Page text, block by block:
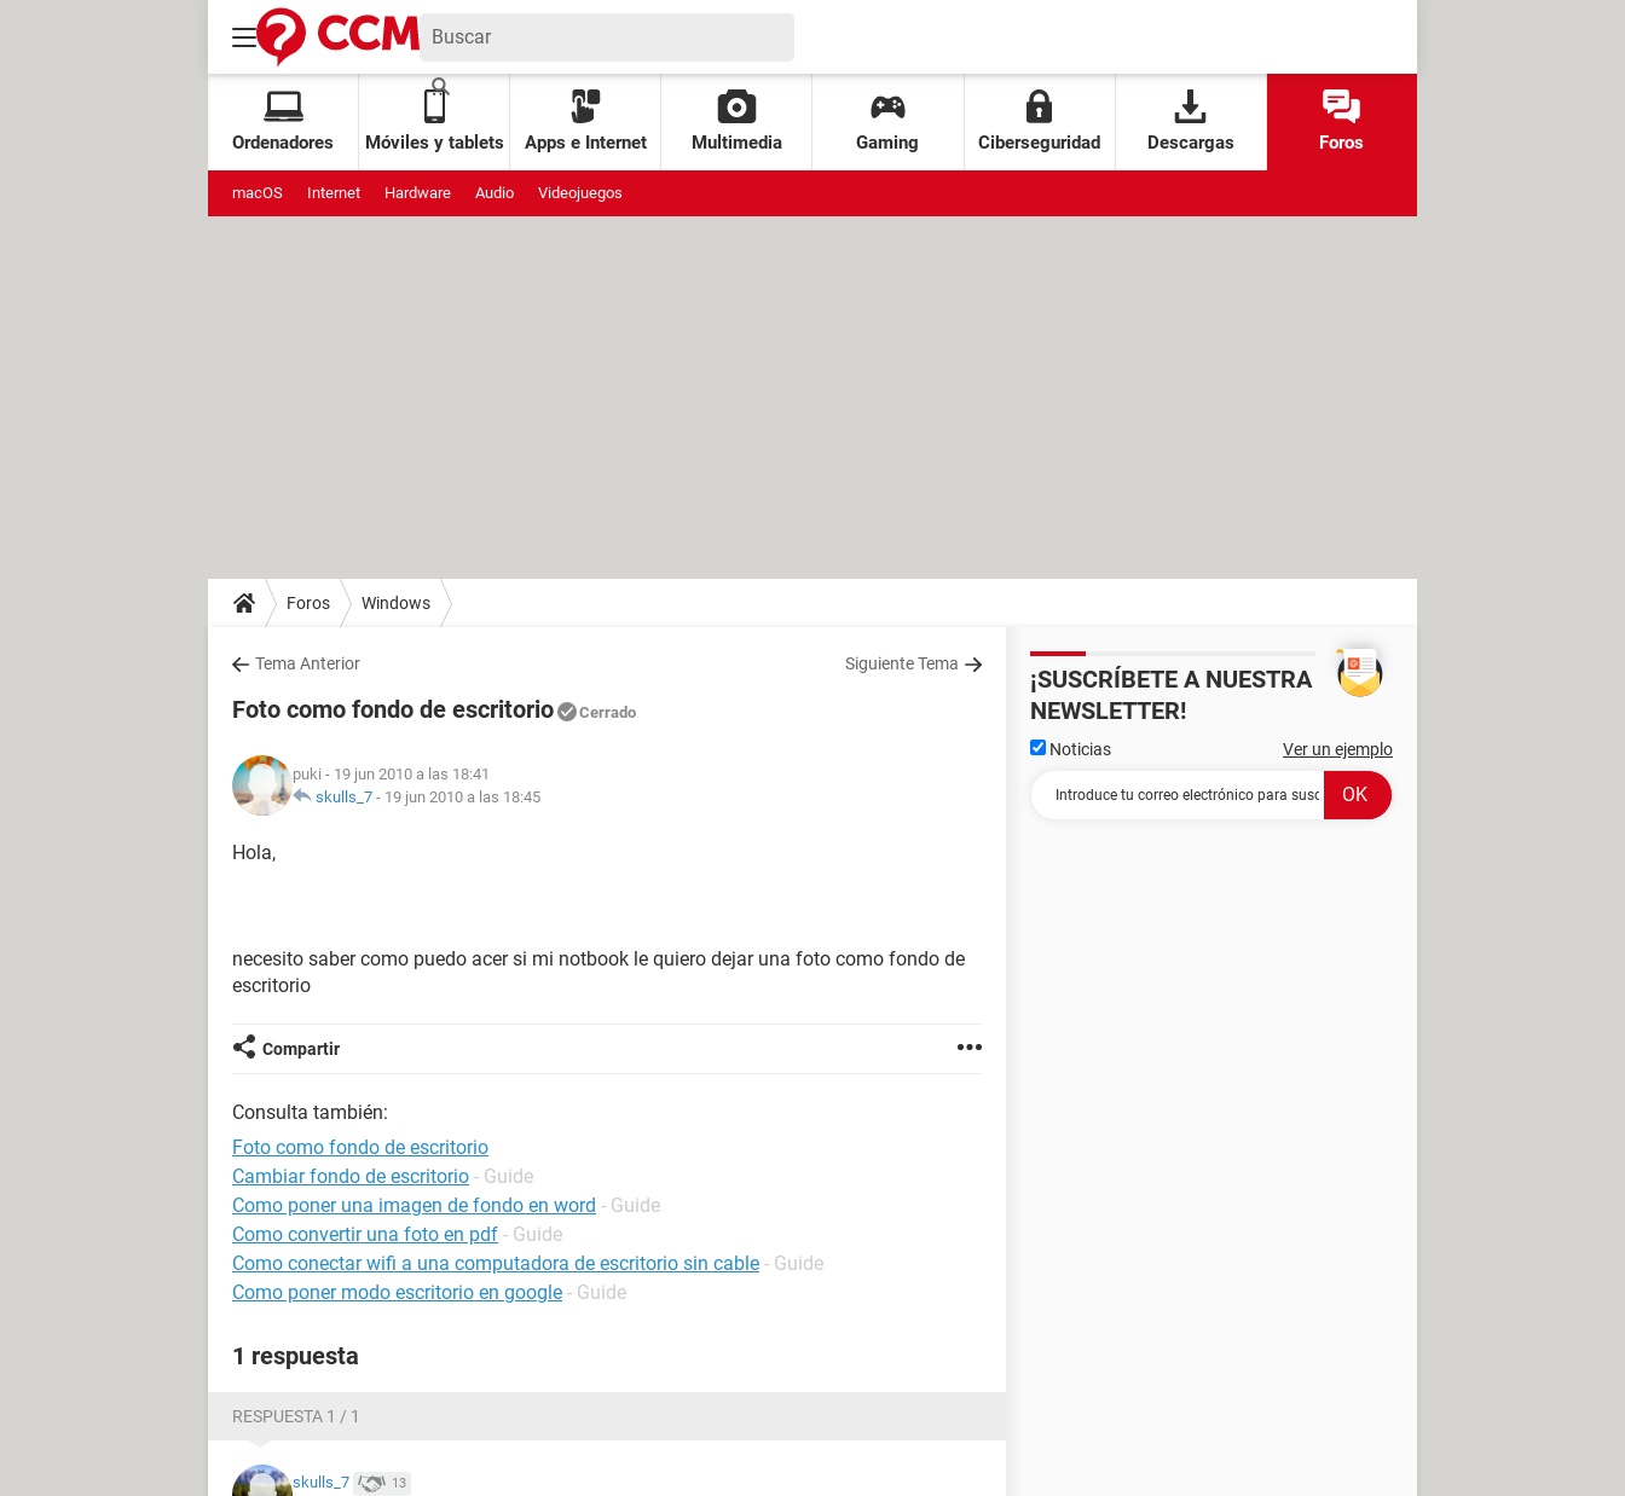
Ordenadores Móviles y tablets Apps e Internet Multimedia Gaming Ciberseguridad Descargas Foros
macOS Internet Hardware Audio Videojuegos
Foros Windows
Tema Anterior Siguiente Tema
Foto como fondo de escritorio Cerrado
puki - 19 jun 2010 a las 18:41
skulls_7 - 19 jun 2010 a las 18:45
Hola,
necesito saber como puedo acer si mi notbook le quiero dejar una foto como fondo de
escritorio
Compartir
Consulta también:
Foto como fondo de escritorio
Cambiar fondo de escritorio - Guide
Como poner una imagen de fondo en word - Guide
Como convertir una foto en pdf - Guide
Como conectar wifi a una computadora de escritorio sin cable - Guide
Como poner modo escritorio en google - Guide
1 respuesta
RESPUESTA 1 / 1
skulls_7 13
¡SUSCRÍBETE A NUESTRA
NEWSLETTER!
Noticias Ver un ejemplo